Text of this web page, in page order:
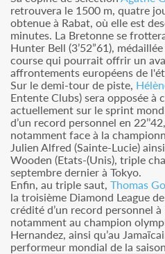
retrouvera le 1500 m, quatre
obtenue à Rabat, où elle est
minutes. La Bretonne se
Hunter Bell (3’52”61),
course qui pourrait offrir un
affrontements européens de
Sur le demi-tour de piste,
Entente Clubs) sera opposée à
actuellement sur le sprint
d’un record personnel en
notamment face à la
Julien Alfred (Sainte-Lucie)
Wooden (Etats-(Unis), triple
septembre dernier à Tokyo.
Enfin, au triple saut, Thomas
la troisième Diamond League
crédité d’un record personnel
notamment au champion
Hernandez, ainsi qu’au
performeur mondial de la